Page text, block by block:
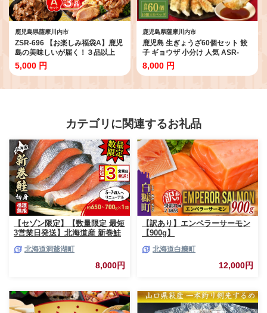
鹿児島県薩摩川内市
ZSR-696 【お楽しみ福袋A】鹿児
島の美味しいが届く！３品以上
5,000 円
鹿児島県薩摩川内市
鹿児島 生ぎょうざ60個セット 餃
子 ギョウザ 小分け 人気 ASR-
0101
8,000 円
カテゴリに関連するお礼品
【セゾン限定】【数量限定 最短
3営業日発送】北海道産 新巻鮭
700g/5～7切入) 最短配送 北海
道 秋鮭 小分け 鮭 さけ しゃけ
シャケ 中塩 海鮮 冷凍 お弁当
モン サケ
北海道洞爺湖町
8,000円
【訳あり】エンペラーサーモン
【900g】
北海道白糠町
12,000円